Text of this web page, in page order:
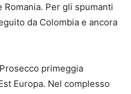
Romania. Per gli spumanti
da Colombia e ancora
primeggia
Europa. Nel complesso